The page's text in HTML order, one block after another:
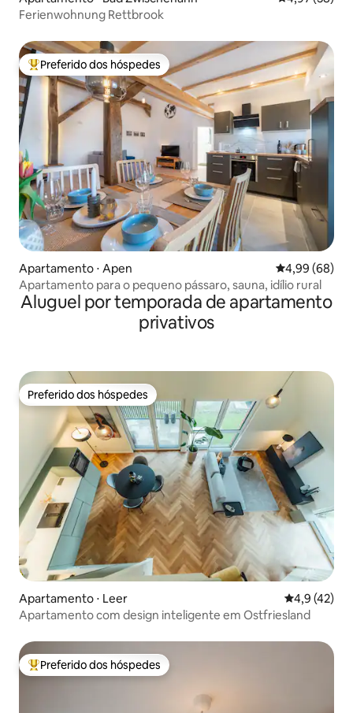
Ferienwohnung Rettbrook
Entre os melhores preferidos dos hóspedes
Preferido dos hóspedes
Apartamento ⋅ Apen 4,99 de uma
4,99 (68)
Apartamento para o pequeno pássaro, sauna, idílio rural
Aluguel por temporada de apartamento
privativos
Preferido dos hóspedes
Preferido dos hóspedes
Apartamento ⋅ Leer 4,9 de uma
4,9 (42)
Apartamento com design inteligente em Ostfriesland
Entre os melhores preferidos dos hóspedes
Preferido dos hóspedes